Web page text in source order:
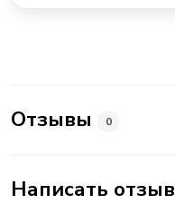
Отзывы 0
Написать отзыв